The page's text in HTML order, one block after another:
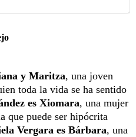
y Maritza, una joven
toda la vida se ha sentido
es Xiomara, una mujer
que puede ser hipócrita
Vergara es Bárbara, una